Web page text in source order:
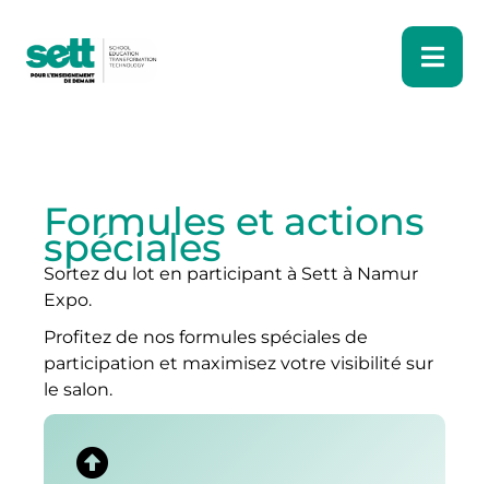
Formules et actions
spéciales
Sortez du lot en participant à Sett à Namur
Expo.
Profitez de nos formules spéciales de
participation et maximisez votre visibilité sur
le salon.